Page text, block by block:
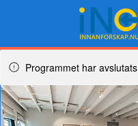
Programmet har avslutats